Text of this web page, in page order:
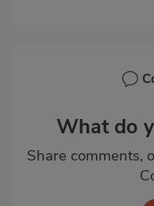
What do
Share comments,